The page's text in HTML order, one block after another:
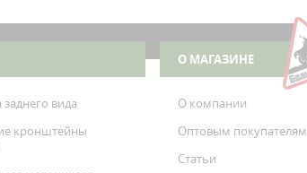
вида
кронштейны
О МАГАЗИНЕ
О компании
Оптовым покупателям
Статьи